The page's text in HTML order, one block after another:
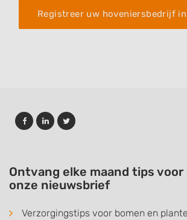
Registreer uw hoveniersbedrijf in
Ontvang elke maand tips
onze nieuwsbrief
Verzorgingstips voor bomen en